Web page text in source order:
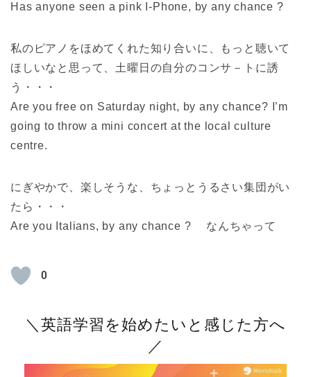
Has anyone seen a pink I-Phone, by any chance ?
私のピアノをほめてくれた知り合いに、もっと聴いて
ほしいなと思って、土曜日の自分のコンサ－トに誘
う・・・
Are you free on Saturday night, by any chance? I’m
going to throw a mini concert at the local culture
centre.
にぎやかで、楽しそうな、ちょっとうるさい集団がい
たら・・・
Are you Italians, by any chance ? なんちゃって
0
＼英語学習を始めたいと感じた方へ
／